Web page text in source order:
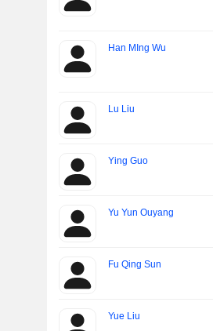
Han MIng Wu
Lu Liu
Ying Guo
Yu Yun Ouyang
Fu Qing Sun
Yue Liu